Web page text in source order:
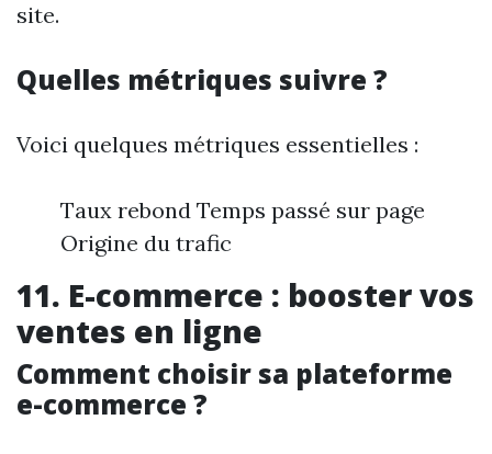
site.
Quelles métriques suivre ?
Voici quelques métriques essentielles :
Taux rebond Temps passé sur page
Origine du trafic
11. E-commerce : booster vos
ventes en ligne
Comment choisir sa plateforme
e-commerce ?